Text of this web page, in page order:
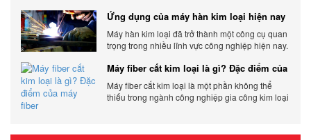
Ứng dụng của máy hàn kim loại hiện nay
Máy hàn kim loại đã trở thành một công cụ quan
trọng trong nhiều lĩnh vực công nghiệp hiện nay.
Máy fiber cắt kim loại là gì? Đặc điểm của
máy fiber
Máy fiber cắt kim loại là một phần không thể
thiếu trong ngành công nghiệp gia công kim loại